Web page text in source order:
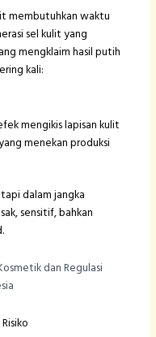
membutuhkan waktu
sel kulit yang
mengklaim hasil putih
kali:
mengikis lapisan kulit
menekan produksi
dalam jangka
sensitif, bahkan
dan Regulasi